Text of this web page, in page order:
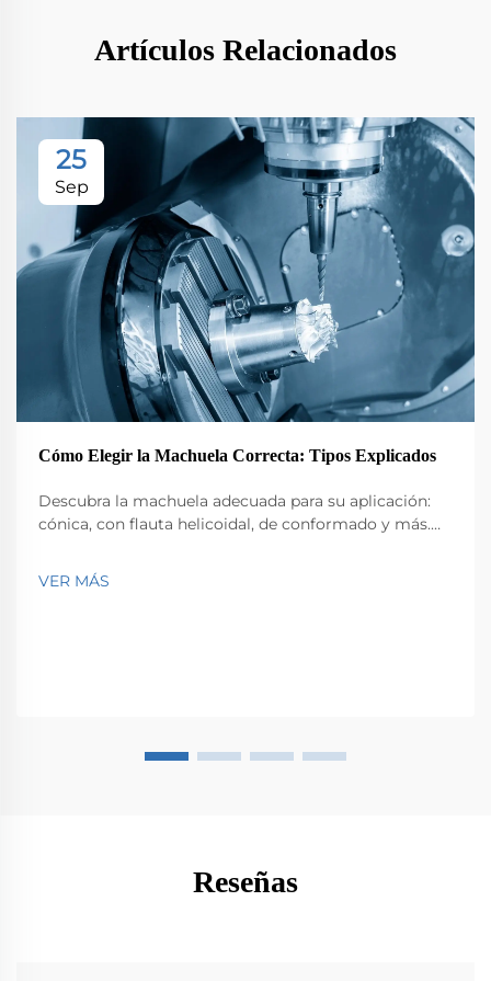
Artículos Relacionados
25
Sep
Cómo Elegir la Machuela Correcta: Tipos Explicados
Descubra la machuela adecuada para su aplicación:
cónica, con flauta helicoidal, de conformado y más.
estrategias expertas de selección. Obtenga más
información.
VER MÁS
Reseñas